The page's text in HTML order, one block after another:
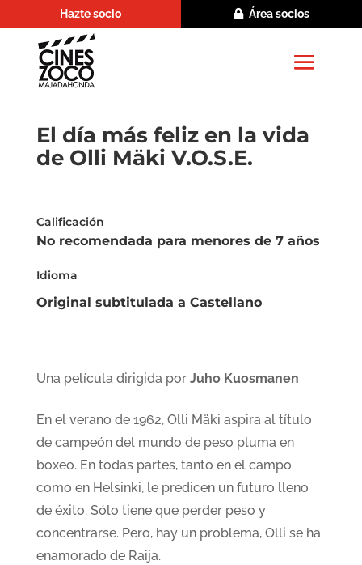
Hazte socio Área socios
El día más feliz en la vida
de Olli Mäki V.O.S.E.
Calificación
No recomendada para menores de 7 años
Idioma
Original subtitulada a Castellano
Una película dirigida por Juho Kuosmanen
En el verano de 1962, Olli Mäki aspira al título
de campeón del mundo de peso pluma en
boxeo. En todas partes, tanto en el campo
como en Helsinki, le predicen un futuro lleno
de éxito. Sólo tiene que perder peso y
concentrarse. Pero, hay un problema, Olli se ha
enamorado de Raija.